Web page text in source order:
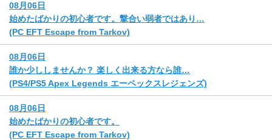
08月06日
始めたばかりの初心者です。撃合い弱者ではあり…
(PC EFT Escape from Tarkov)
08月06日
誰か少ししませんか？ 楽しく出来る方なら誰…
(PS4/PS5 Apex Legends エーペックスレジェンズ)
08月06日
始めたばかりの初心者です。
(PC EFT Escape from Tarkov)